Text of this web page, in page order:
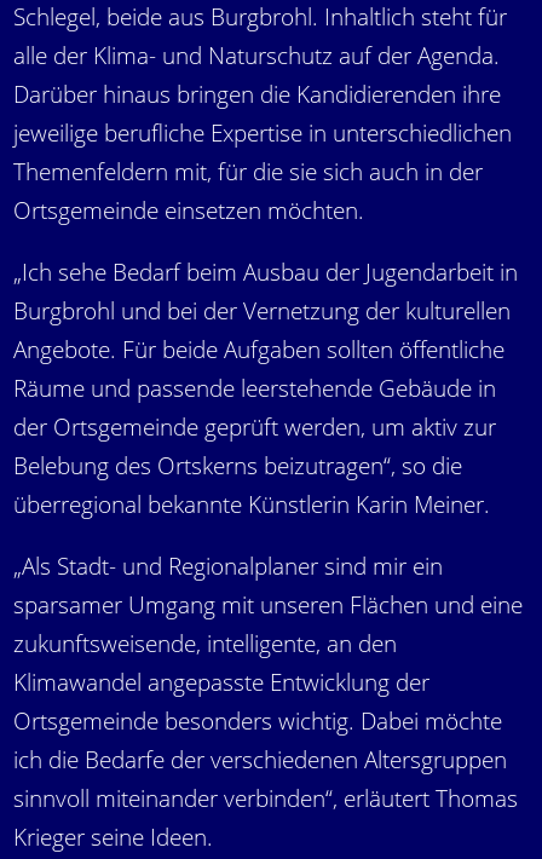
Schlegel, beide aus Burgbrohl. Inhaltlich steht für
alle der Klima- und Naturschutz auf der Agenda.
Darüber hinaus bringen die Kandidierenden ihre
jeweilige berufliche Expertise in unterschiedlichen
Themenfeldern mit, für die sie sich auch in der
Ortsgemeinde einsetzen möchten.
„Ich sehe Bedarf beim Ausbau der Jugendarbeit in
Burgbrohl und bei der Vernetzung der kulturellen
Angebote. Für beide Aufgaben sollten öffentliche
Räume und passende leerstehende Gebäude in
der Ortsgemeinde geprüft werden, um aktiv zur
Belebung des Ortskerns beizutragen“, so die
überregional bekannte Künstlerin Karin Meiner.
„Als Stadt- und Regionalplaner sind mir ein
sparsamer Umgang mit unseren Flächen und eine
zukunftsweisende, intelligente, an den
Klimawandel angepasste Entwicklung der
Ortsgemeinde besonders wichtig. Dabei möchte
ich die Bedarfe der verschiedenen Altersgruppen
sinnvoll miteinander verbinden“, erläutert Thomas
Krieger seine Ideen.